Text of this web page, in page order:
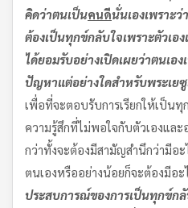
คิดว่าตนเป็นคนดีนั่นเองเพราะว่
ต้องเป็นทุกข์กลับใจเพราะตัวเอ
ได้ยอมรับอย่างเปิดเผยว่าตนเอ
ปัญหาแต่อย่างใดสำหรับพระเยซู
เพื่อที่จะตอบรับการเรียกให้เป็นทุ
ความรู้สึกที่ไม่พอใจกับตัวเองและ
กว่าทั้งจะต้องมีสามัญสำนึกว่ามีอ
ตนเองหรืออย่างน้อยก็จะต้องมีอ
ประสบการณ์ของการเป็นทุกข์ก